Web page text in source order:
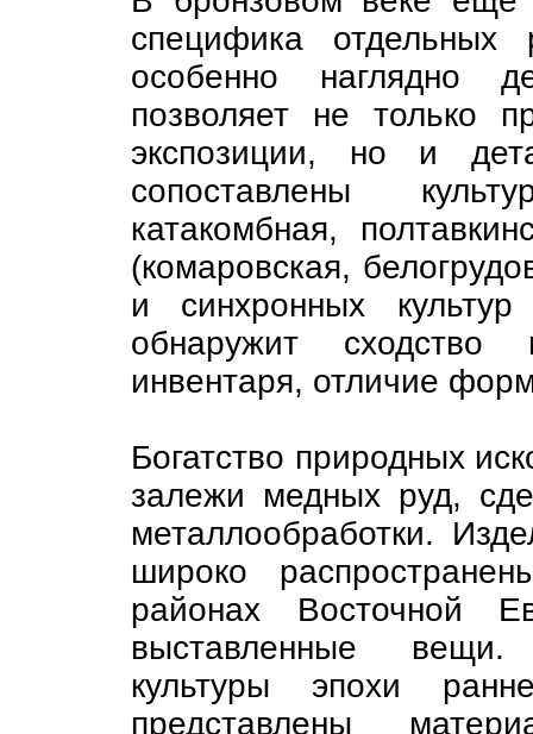
специфика
особенно наглядно
позволяет не только
экспозиции, но и
сопоставлены
катакомбная,
(комаровская,
и синхронных
обнаружит сходство
инвентаря, отличие
Богатство природных
залежи медных руд,
металлообработки.
широко
районах Восточной
выставленные вещи.
культуры эпохи
представлены